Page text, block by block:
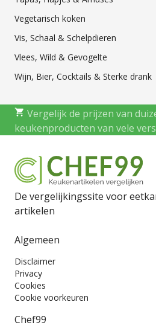
Vegetarisch koken
Vis, Schaal & Schelpdieren
Vlees, Wild & Gevogelte
Wijn, Bier, Cocktails & Sterke drank
Vergelijk de prijzen van
keukenproducten van vele
De vergelijkingssite voor
artikelen
Algemeen
Disclaimer
Privacy
Cookies
Cookie voorkeuren
Chef99